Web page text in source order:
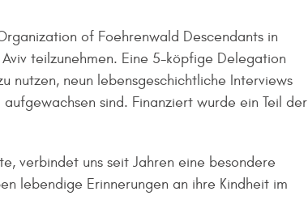
of Foehrenwald Descendants in
teilzunehmen. Eine 5-köpfige Delegation
nutzen, neun lebensgeschichtliche Interviews
sind. Finanziert wurde ein Teil der
verbindet uns seit Jahren eine besondere
lebendige Erinnerungen an ihre Kindheit im